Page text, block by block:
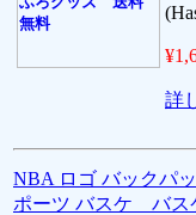
詳
NBA ロゴ バックパ
ポーツ バスケ バス